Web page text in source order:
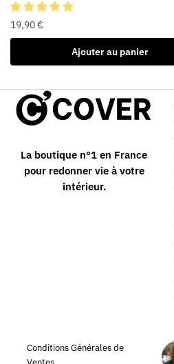
19,90€
Ajouter au panier
La boutique n°1 en France
pour redonner vie à votre
intérieur.
Conditions Générales de